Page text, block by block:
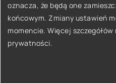
oznacza, że będą one
końcowym. Zmiany ustawień
momencie. Więcej
prywatności.